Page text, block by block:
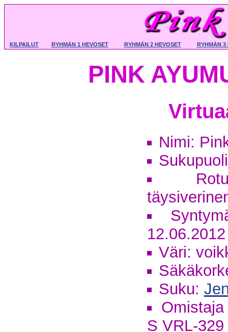
KILPAILUT RYHMÄN 1 HEVOSET RYHMÄN 2 HEVOSET RYHMÄN 3
PINK
Nimi:
12.06.2012
Väri:
Suku:
S VRL-